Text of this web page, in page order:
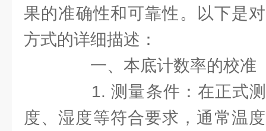
果的准确性和可靠性。以下是
方式的详细描述：
一、本底计数率的校准
1. 测量条件：在正式测
度、湿度等符合要求，通常温